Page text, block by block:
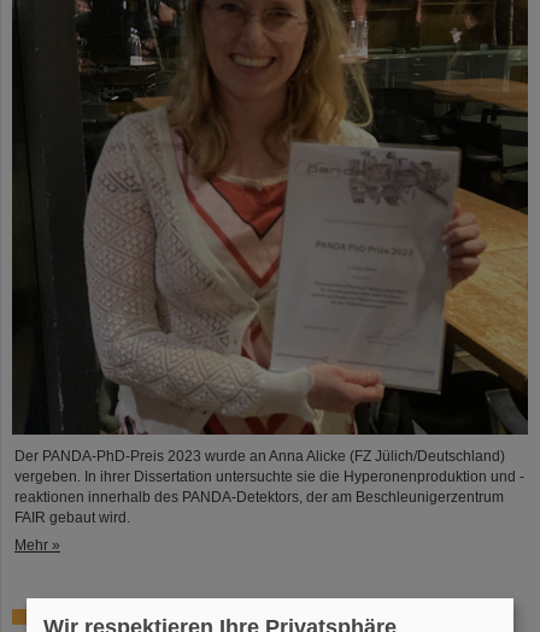
Der PANDA-PhD-Preis 2023 wurde an Anna Alicke (FZ Jülich/Deutschland)
vergeben. In ihrer Dissertation untersuchte sie die Hyperonenproduktion und -
reaktionen innerhalb des PANDA-Detektors, der am Beschleunigerzentrum
FAIR gebaut wird.
Mehr »
Wie verhält sich das Gehirn im Weltraum? – Erfolgreiche
Wir respektieren Ihre Privatsphäre